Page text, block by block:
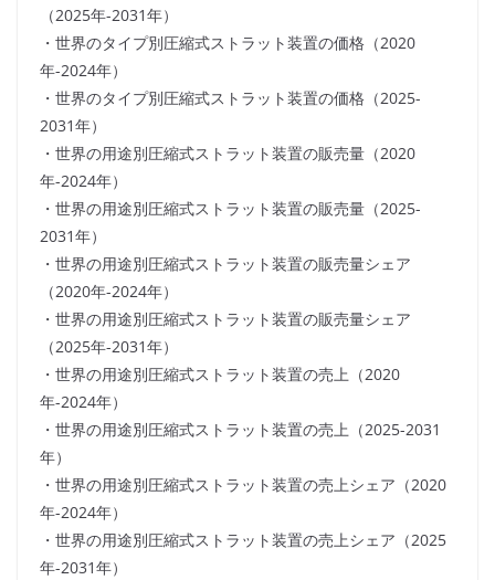
（2025年-2031年）
・世界のタイプ別圧縮式ストラット装置の価格（2020
年-2024年）
・世界のタイプ別圧縮式ストラット装置の価格（2025-
2031年）
・世界の用途別圧縮式ストラット装置の販売量（2020
年-2024年）
・世界の用途別圧縮式ストラット装置の販売量（2025-
2031年）
・世界の用途別圧縮式ストラット装置の販売量シェア
（2020年-2024年）
・世界の用途別圧縮式ストラット装置の販売量シェア
（2025年-2031年）
・世界の用途別圧縮式ストラット装置の売上（2020
年-2024年）
・世界の用途別圧縮式ストラット装置の売上（2025-2031
年）
・世界の用途別圧縮式ストラット装置の売上シェア（2020
年-2024年）
・世界の用途別圧縮式ストラット装置の売上シェア（2025
年-2031年）